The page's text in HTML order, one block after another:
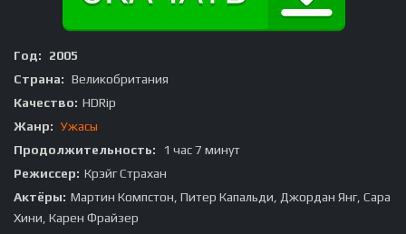
Год:
2005
Страна: Великобритания
Качество: HDRip
Жанр: Ужасы
Продолжительность:
1 час 7 минут
Режиссер: Крэйг Страхан
Актёры: Мартин Компстон, Питер Капальди, Джордан Янг, Сара
Хини, Карен Фрайзер